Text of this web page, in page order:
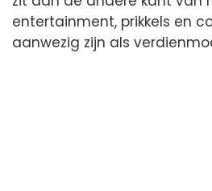
entertainment, prikkels en
aanwezig zijn als